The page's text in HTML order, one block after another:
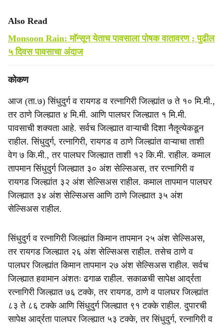
Also Read
Monsoon Rain: माॅन्सून येताच पावसाला पोषक वातावरण ; पुढील
५ दिवस पावसाचा अंदाज
कोकण
आज (ता.७) सिंधुदुर्ग व रायगड व रत्नागिरी जिल्ह्यांत ७ ते १० मि.मी.,
तर ठाणे जिल्ह्यात ४ मि.मी. आणि पालघर जिल्ह्यात १ मि.मी.
पावसाची शक्यता आहे. सर्वच जिल्ह्यात वाऱ्याची दिशा नैॡत्येकडून
राहील. सिंधुदुर्ग, रत्नागिरी, रायगड व ठाणे जिल्ह्यांत वाऱ्याचा ताशी
वेग ७ कि.मी., तर पालघर जिल्ह्यात ताशी १२ कि.मी. राहील. कमाल
तापमान सिंधुदुर्ग जिल्ह्यात ३० अंश सेल्सिअस, तर रत्नागिरी व
रायगड जिल्ह्यांत ३२ अंश सेल्सिअस राहील. कमाल तापमान पालघर
जिल्ह्यात ३४ अंश सेल्सिअस आणि ठाणे जिल्ह्यात ३५ अंश
सेल्सिअस राहील.
सिंधुदुर्ग व रत्नागिरी जिल्ह्यांत किमान तापमान २५ अंश सेल्सिअस,
तर रायगड जिल्ह्यात २६ अंश सेल्सिअस राहील. तसेच ठाणे व
पालघर जिल्ह्यांत किमान तापमान २७ अंश सेल्सिअस राहील. सर्वच
जिल्ह्यात हवामान अंशतः ढगाळ राहील. सकाळची सापेक्ष आर्द्रता
रत्नागिरी जिल्ह्यात ७६ टक्के, तर रायगड, ठाणे व पालघर जिल्ह्यांत
८३ ते ८६ टक्के आणि सिंधुदुर्ग जिल्ह्यात ९१ टक्के राहील. दुपारची
सापेक्ष आर्द्रता पालघर जिल्ह्यात ५३ टक्के, तर सिंधुदुर्ग, रत्नागिरी व